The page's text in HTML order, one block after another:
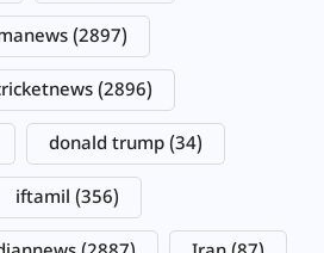
(2897)
(2896)
donald trump (34)
iftamil (356)